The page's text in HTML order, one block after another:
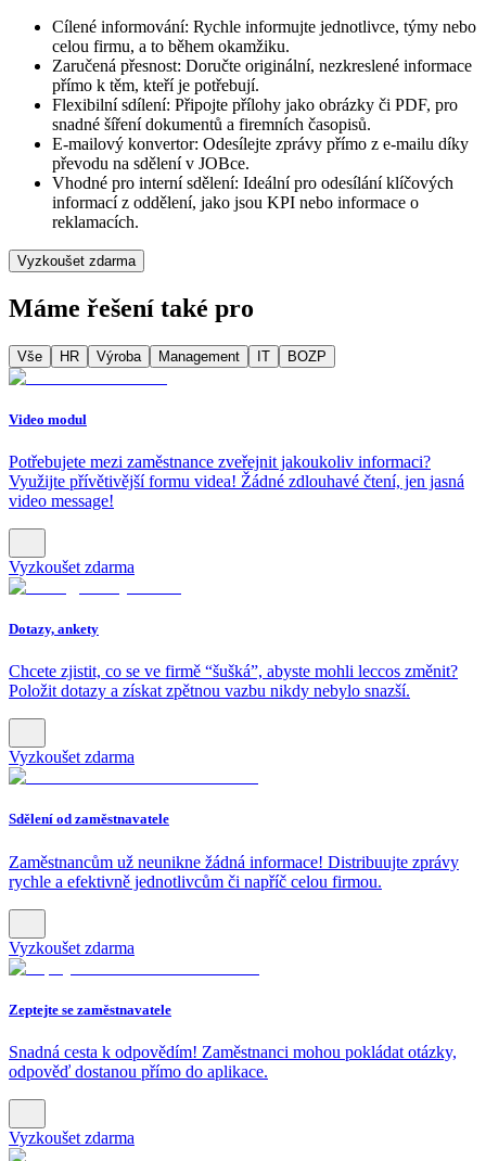
Cílené informování: Rychle informujte jednotlivce, týmy nebo
celou firmu, a to během okamžiku.
Zaručená přesnost: Doručte originální, nezkreslené informace
přímo k těm, kteří je potřebují.
Flexibilní sdílení: Připojte přílohy jako obrázky či PDF, pro
snadné šíření dokumentů a firemních časopisů.
E-mailový konvertor: Odesílejte zprávy přímo z e-mailu díky
převodu na sdělení v JOBce.
Vhodné pro interní sdělení: Ideální pro odesílání klíčových
informací z oddělení, jako jsou KPI nebo informace o
reklamacích.
Vyzkoušet zdarma
Máme řešení také pro
Vše HR Výroba Management IT BOZP
Video modul
Potřebujete mezi zaměstnance zveřejnit jakoukoliv informaci?
Využijte přívětivější formu videa! Žádné zdlouhavé čtení, jen jasná
video message!
Vyzkoušet zdarma
Dotazy, ankety
Chcete zjistit, co se ve firmě “šušká”, abyste mohli leccos změnit?
Položit dotazy a získat zpětnou vazbu nikdy nebylo snazší.
Vyzkoušet zdarma
Sdělení od zaměstnavatele
Zaměstnancům už neunikne žádná informace! Distribuujte zprávy
rychle a efektivně jednotlivcům či napříč celou firmou.
Vyzkoušet zdarma
Zeptejte se zaměstnavatele
Snadná cesta k odpovědím! Zaměstnanci mohou pokládat otázky,
odpověď dostanou přímo do aplikace.
Vyzkoušet zdarma